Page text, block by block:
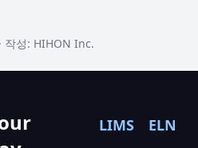
작성: HIHON Inc.
LIMS ELN